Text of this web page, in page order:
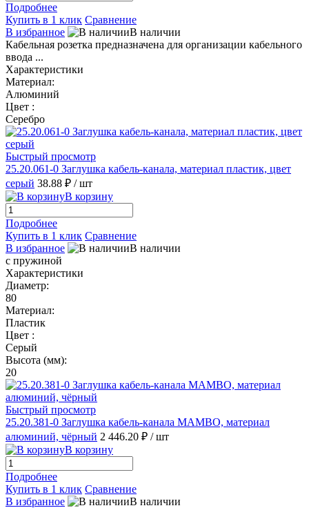
Подробнее
Купить в 1 клик Сравнение
В избранное
В наличии
Кабельная розетка предназначена для организации кабельного
ввода ...
Характеристики
Материал:
Алюминий
Цвет :
Серебро
Быстрый просмотр
25.20.061-0 Заглушка кабель-канала, материал пластик, цвет
серый 38.88 ₽ / шт
В корзину
Подробнее
Купить в 1 клик Сравнение
В избранное
В наличии
с пружиной
Характеристики
Диаметр:
80
Материал:
Пластик
Цвет :
Серый
Высота (мм):
20
Быстрый просмотр
25.20.381-0 Заглушка кабель-канала MAMBO, материал
алюминий, чёрный 2 446.20 ₽ / шт
В корзину
Подробнее
Купить в 1 клик Сравнение
В избранное
В наличии